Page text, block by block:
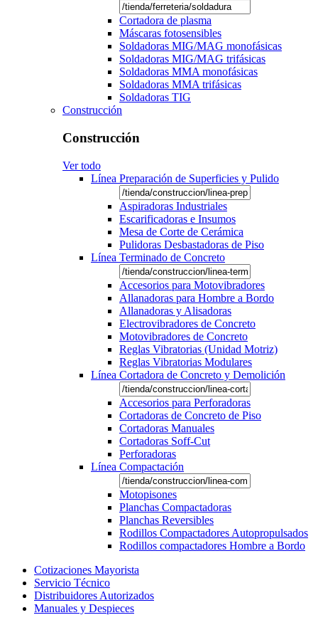
Cortadora de plasma
Máscaras fotosensibles
Soldadoras MIG/MAG monofásicas
Soldadoras MIG/MAG trifásicas
Soldadoras MMA monofásicas
Soldadoras MMA trifásicas
Soldadoras TIG
Construcción
Construcción
Ver todo
Línea Preparación de Superficies y Pulido
Aspiradoras Industriales
Escarificadoras e Insumos
Mesa de Corte de Cerámica
Pulidoras Desbastadoras de Piso
Línea Terminado de Concreto
Accesorios para Motovibradores
Allanadoras para Hombre a Bordo
Allanadoras y Alisadoras
Electrovibradores de Concreto
Motovibradores de Concreto
Reglas Vibratorias (Unidad Motriz)
Reglas Vibratorias Modulares
Línea Cortadora de Concreto y Demolición
Accesorios para Perforadoras
Cortadoras de Concreto de Piso
Cortadoras Manuales
Cortadoras Soff-Cut
Perforadoras
Línea Compactación
Motopisones
Planchas Compactadoras
Planchas Reversibles
Rodillos Compactadores Autopropulsados
Rodillos compactadores Hombre a Bordo
Cotizaciones Mayorista
Servicio Técnico
Distribuidores Autorizados
Manuales y Despieces